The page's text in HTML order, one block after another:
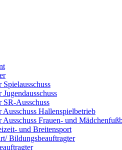
Spielausschuss
Jugendausschuss
SR-Ausschuss
Ausschuss Hallenspielbetrieb
Ausschuss Frauen- und
und Breitensport
Bildungsbeauftragter